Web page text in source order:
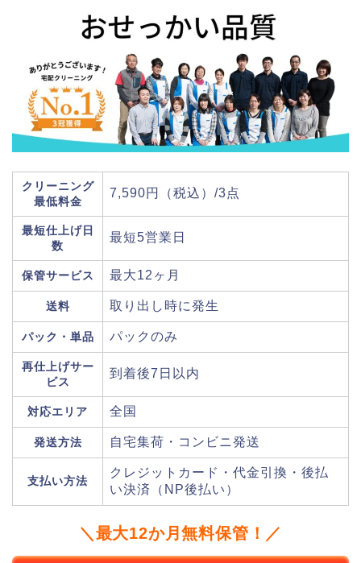
クリーニング
最低料金
7,590円（税込）/3点
最短仕上げ日
数
最短5営業日
保管サービス 最大12ヶ月
送料 取り出し時に発生
パック・単品 パックのみ
再仕上げサー
ビス
到着後7日以内
対応エリア 全国
発送方法 自宅集荷・コンビニ発送
支払い方法
クレジットカード・代金引換・後払
い決済（NP後払い）
＼最大12か月無料保管！／